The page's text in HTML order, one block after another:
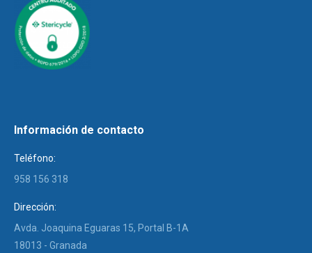
Información de contacto
Teléfono:
958 156 318
Dirección:
Avda. Joaquina Eguaras 15, Portal B-1A
18013 - Granada